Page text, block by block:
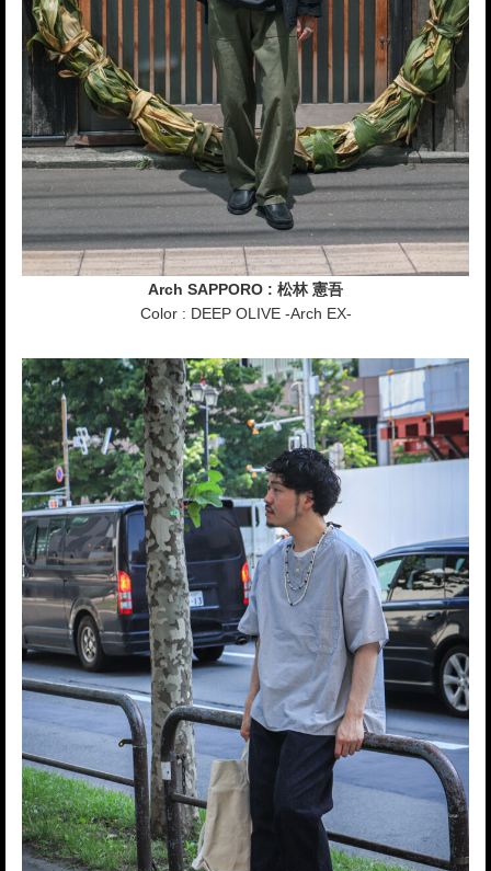
Arch SAPPORO : 松林 憲吾
Color : DEEP OLIVE -Arch EX-